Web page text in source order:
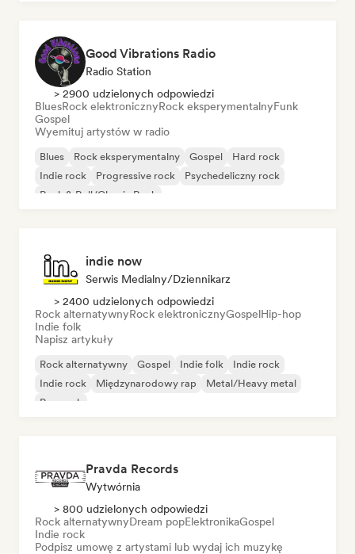
Good Vibrations Radio
Radio Station
> 2900 udzielonych odpowiedzi
BluesRock elektronicznyRock eksperymentalnyFunk
Gospel
Wyemituj artystów w radio
Blues Rock eksperymentalny Gospel
Hard rock
Indie rock
Progressive rock
Psychedeliczny rock
Rock & Roll/Classic Rock
indie now
Serwis Medialny/Dziennikarz
> 2400 udzielonych odpowiedzi
Rock alternatywnyRock elektronicznyGospelHip-hop
Indie folk
Napisz artykuły
Rock alternatywny Gospel Indie folk
Indie rock
Indie rock
Międzynarodowy rap
Metal/Heavy metal
Pop rock
Pravda Records
Wytwórnia
> 800 udzielonych odpowiedzi
Rock alternatywnyDream popElektronikaGospel
Indie rock
Podpisz umowę z artystami lub wydaj ich muzykę